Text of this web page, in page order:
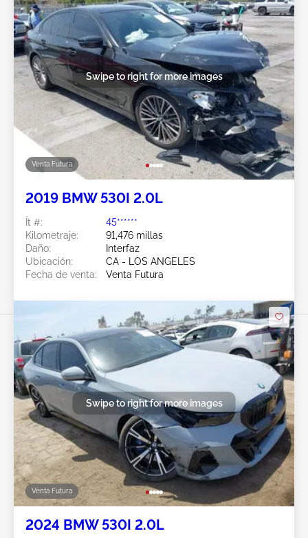
Venta Futura
Swipe to right for more images
2019 BMW 530I 2.0L
Ít #:
45******
Kilometraje:
91,476 millas
Daño:
Interfaz
Ubicación:
CA - LOS ANGELES
Fecha de venta:
Venta Futura
Venta Futura
Swipe to right for more images
2024 BMW 530I 2.0L